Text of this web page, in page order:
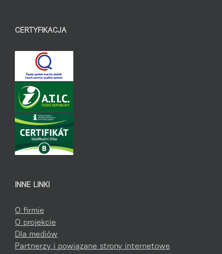
CERTYFIKACJA
INNE LINKI
O firmie
O projekcie
Dla mediów
Partnerzy i powiązane strony internetowe